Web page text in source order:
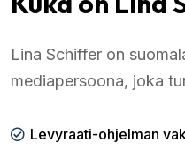
Lina Schiffer on
mediapersoona, joka
Levyraati-ohjelman